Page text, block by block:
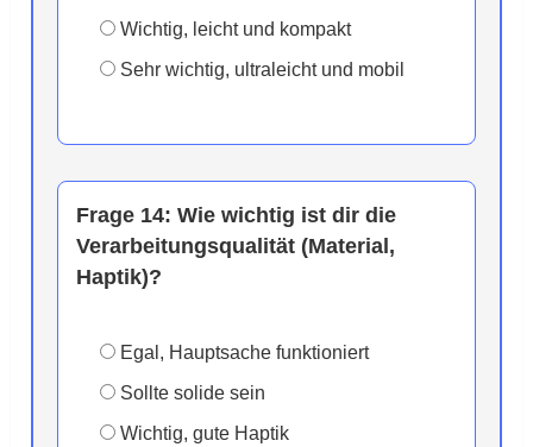
Wichtig, leicht und kompakt
Sehr wichtig, ultraleicht und mobil
Frage 14: Wie wichtig ist dir die
Verarbeitungsqualität (Material,
Haptik)?
Egal, Hauptsache funktioniert
Sollte solide sein
Wichtig, gute Haptik